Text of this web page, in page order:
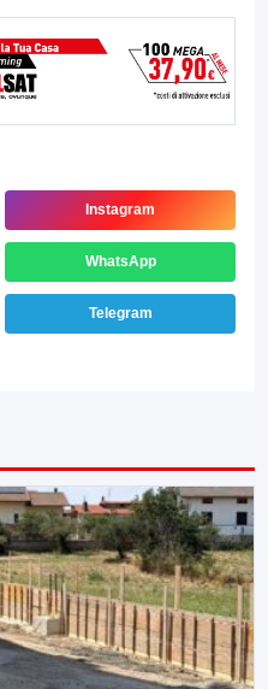
Instagram
WhatsApp
Telegram